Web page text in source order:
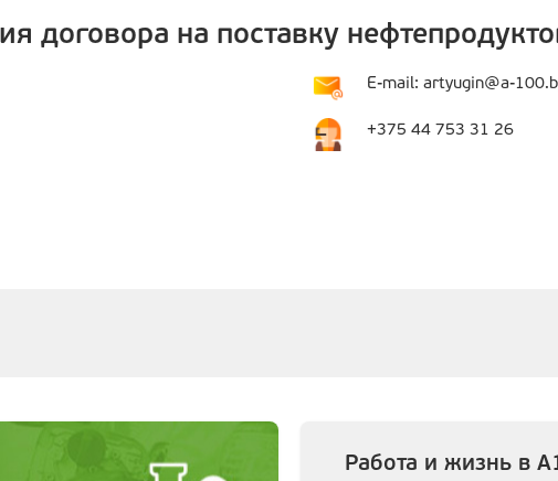
договора на поставку
E-mail: artyugin@a-
+375 44 753 31 26
Работа и жизнь в